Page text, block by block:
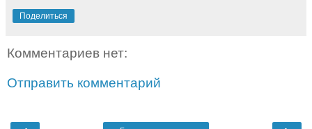
Поделиться
Комментариев нет:
Отправить комментарий